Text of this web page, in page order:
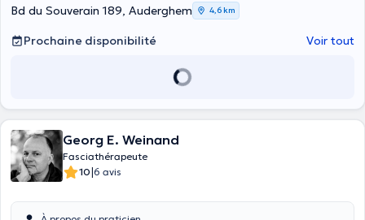
Bd du Souverain 189, Auderghem 4,6 km
Prochaine disponibilité Voir tout
Georg E. Weinand
Fasciathérapeute
10|6 avis